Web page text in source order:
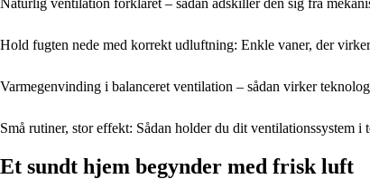
Hold fugten nede med korrekt udluftning: Enkle vaner, der virker
Varmegenvinding i balanceret ventilation – sådan virker
Små rutiner, stor effekt: Sådan holder du dit ventilationssystem i
Et sundt hjem begynder med frisk luft